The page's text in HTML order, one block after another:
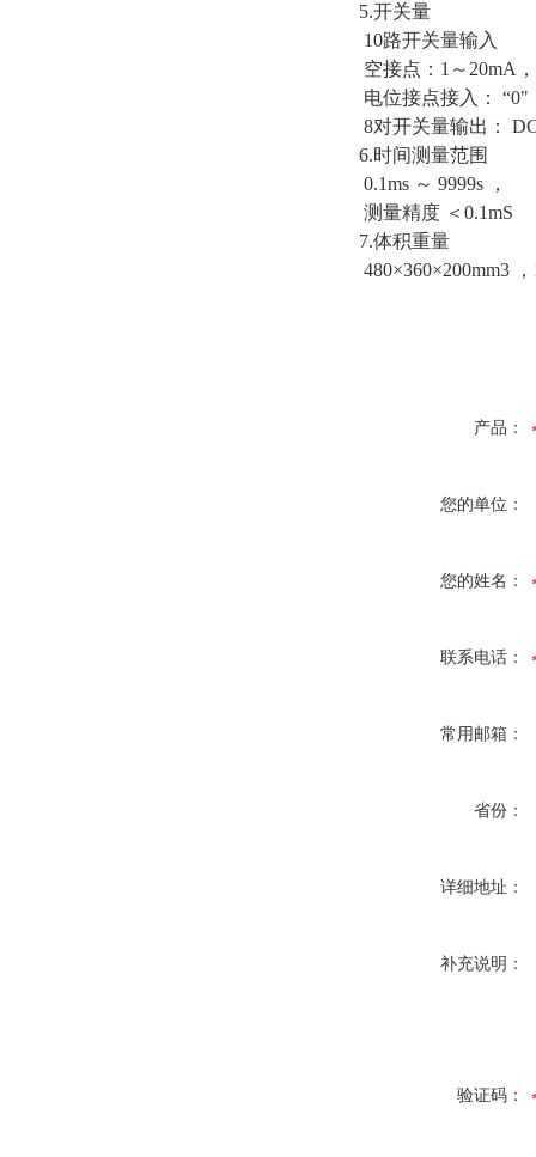
5.开关量
10路开关量输入
空接点：1～20mA
电位接点接入： “0"
8对开关量输出：
6.时间测量范围
0.1ms ～ 9999s ，
测量精度 ＜0.1mS
7.体积重量
480×360×200mm3
产品：
您的单位：
您的姓名：
联系电话：
常用邮箱：
省份：
详细地址：
补充说明：
验证码：